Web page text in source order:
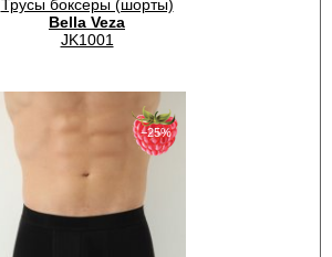
Трусы боксеры (шорты)
Bella Veza
JK1001
−25%